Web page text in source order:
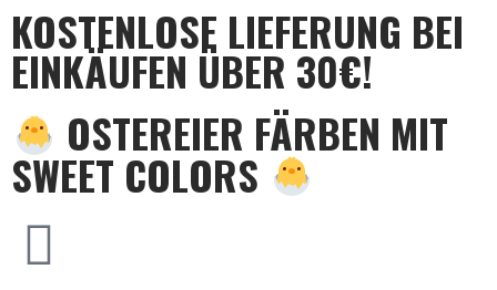
KOSTENLOSE LIEFERUNG BEI
EINKÄUFEN ÜBER 30€!
OSTEREIER FÄRBEN MIT
SWEET COLORS